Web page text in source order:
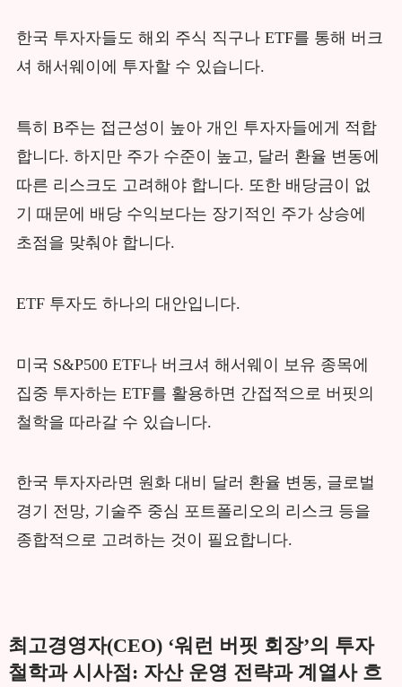
한국 투자자들도 해외 주식 직구나 ETF를 통해 버크
셔 해서웨이에 투자할 수 있습니다.
특히 B주는 접근성이 높아 개인 투자자들에게 적합
합니다. 하지만 주가 수준이 높고, 달러 환율 변동에
따른 리스크도 고려해야 합니다. 또한 배당금이 없
기 때문에 배당 수익보다는 장기적인 주가 상승에
초점을 맞춰야 합니다.
ETF 투자도 하나의 대안입니다.
미국 S&P500 ETF나 버크셔 해서웨이 보유 종목에
집중 투자하는 ETF를 활용하면 간접적으로 버핏의
철학을 따라갈 수 있습니다.
한국 투자자라면 원화 대비 달러 환율 변동, 글로벌
경기 전망, 기술주 중심 포트폴리오의 리스크 등을
종합적으로 고려하는 것이 필요합니다.
최고경영자(CEO) ‘워런 버핏 회장’의 투자
철학과 시사점: 자산 운영 전략과 계열사 흐